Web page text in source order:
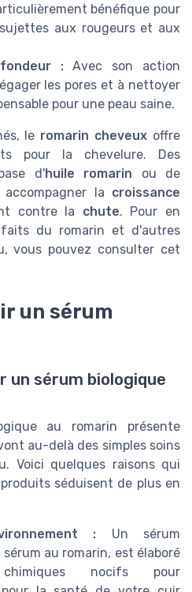
bénéfique pour
aux rougeurs et aux
:Avec son action
les pores et à nettoyer
pour une peau saine.
le romarin cheveux offre
pour la chevelure. Des
d'huile romarin ou de
la croissance
contre la chute. Pour en
du romarin et d'autres
vous pouvez consulter cet
un sérum
un sérum biologique
au romarin présente
au-delà des simples soins
Voici quelques raisons qui
séduisent de plus en
: Un sérum
au romarin, est élaboré
nocifs pour